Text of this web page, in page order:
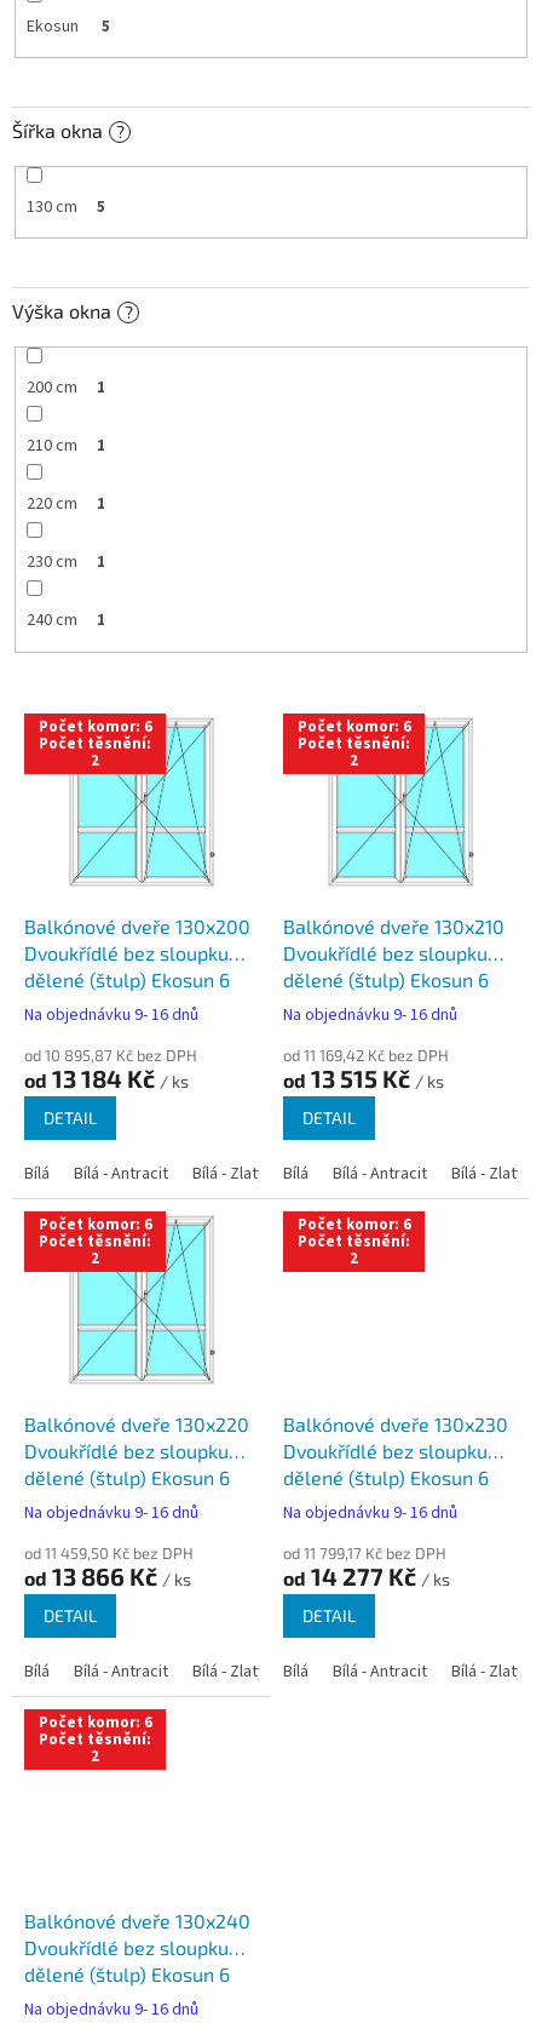
Ekosun 5
Šířka okna ?
130 cm 5
Výška okna ?
200 cm 1
210 cm 1
220 cm 1
230 cm 1
240 cm 1
V
p
Počet komor: 6
Počet těsnění:
2
Balkónové dveře 130x200
Dvoukřídlé bez sloupku
dělené (štulp) Ekosun 6
Na objednávku 9- 16 dnů
od 10 895,87 Kč bez DPH
od 13 184 Kč / ks
DETAIL
Bílá Bílá - Antracit Bílá - Zlatý dub Bílá - Tmavý dub Bílá -
Počet komor: 6
Počet těsnění:
2
Balkónové dveře 130x210
Dvoukřídlé bez sloupku
dělené (štulp) Ekosun 6
Na objednávku 9- 16 dnů
od 11 169,42 Kč bez DPH
od 13 515 Kč / ks
DETAIL
Bílá Bílá - Antracit Bílá - Zlatý
Počet komor: 6
Počet těsnění:
2
Balkónové dveře 130x220
Dvoukřídlé bez sloupku
dělené (štulp) Ekosun 6
Na objednávku 9- 16 dnů
od 11 459,50 Kč bez DPH
od 13 866 Kč / ks
DETAIL
Bílá Bílá - Antracit Bílá - Zlatý dub Bílá - Tmavý dub Bílá -
Počet komor: 6
Počet těsnění:
2
Balkónové dveře 130x230
Dvoukřídlé bez sloupku
dělené (štulp) Ekosun 6
Na objednávku 9- 16 dnů
od 11 799,17 Kč bez DPH
od 14 277 Kč / ks
DETAIL
Bílá Bílá - Antracit Bílá - Zlatý
Počet komor: 6
Počet těsnění:
2
Balkónové dveře 130x240
Dvoukřídlé bez sloupku
dělené (štulp) Ekosun 6
Na objednávku 9- 16 dnů